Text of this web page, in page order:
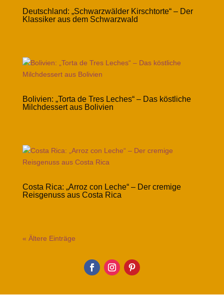
Deutschland: „Schwarzwälder Kirschtorte“ – Der
Klassiker aus dem Schwarzwald
Bolivien: „Torta de Tres Leches“ – Das köstliche
Milchdessert aus Bolivien
Costa Rica: „Arroz con Leche“ – Der cremige
Reisgenuss aus Costa Rica
« Ältere Einträge